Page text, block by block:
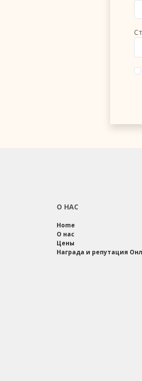
О НАС
Home
О нас
Цены
Награда и репутация